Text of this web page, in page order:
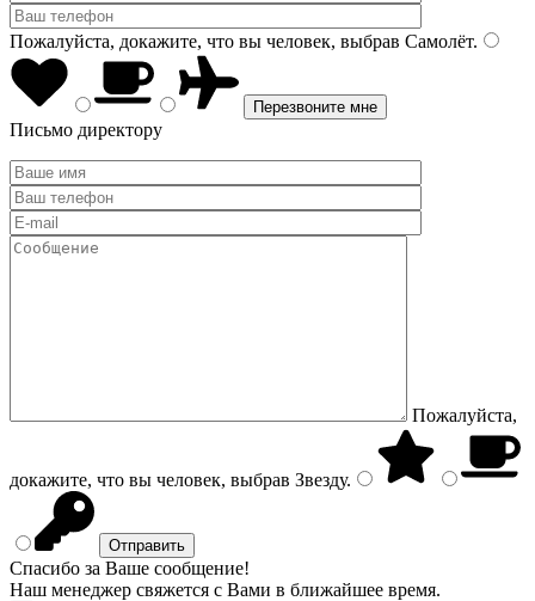
Пожалуйста, докажите, что вы человек, выбрав Самолёт.
Письмо директору
Пожалуйста,
докажите, что вы человек, выбрав Звезду.
Спасибо за Ваше сообщение!
Наш менеджер свяжется с Вами в ближайшее время.